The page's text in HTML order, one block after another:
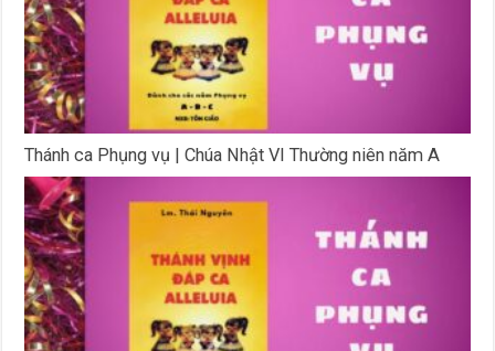
Thánh ca Phụng vụ | Chúa Nhật VI Thường niên năm A